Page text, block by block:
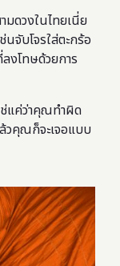
มดวงในไทยเนี่ย
จับโจรใส่ตะกร้อ
ลงโทษด้วยการ
แค่ว่าคุณทำผิด
วคุณก็จะเจอแบบ